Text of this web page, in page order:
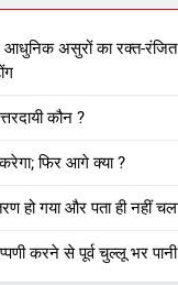
आधुनिक असुरों का रक्त-
कौन ?
फिर आगे क्या ?
हो गया और पता ही नहीं
करने से पूर्व चुल्लू भर पानी